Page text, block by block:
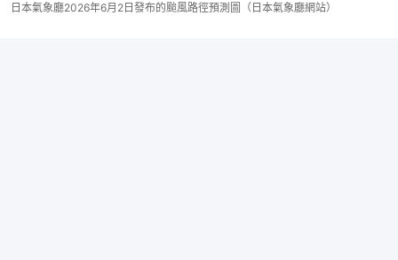
日本氣象廳2026年6月2日發布的颱風路徑預測圖（日本氣象廳網站）